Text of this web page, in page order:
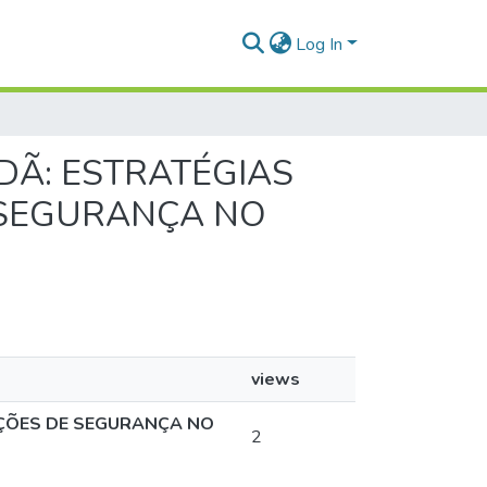
Log In
ESTRATÉGIAS
NO
views
DE SEGURANÇA NO
2